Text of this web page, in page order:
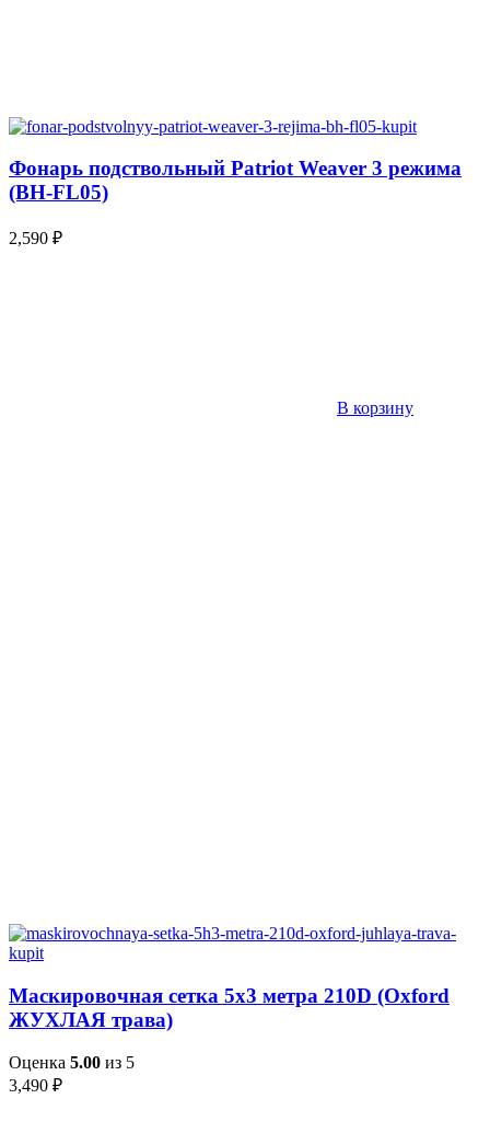
Фонарь подствольный Patriot Weaver 3 режима
(BH-FL05)
2,590 ₽
В корзину
Маскировочная сетка 5х3 метра 210D (Oxford
ЖУХЛАЯ трава)
Оценка 5.00 из 5
3,490 ₽